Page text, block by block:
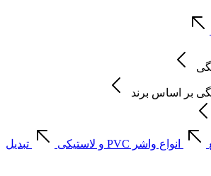
بر اساس برند
انواع واشر PVC و لاستیکی تبدیل